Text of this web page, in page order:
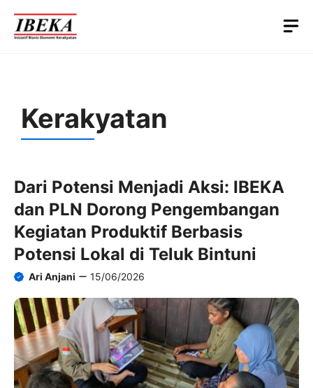
content
Kerakyatan
Dari Potensi Menjadi Aksi: IBEKA
dan PLN Dorong Pengembangan
Kegiatan Produktif Berbasis
Potensi Lokal di Teluk Bintuni
Ari Anjani 15/06/2026